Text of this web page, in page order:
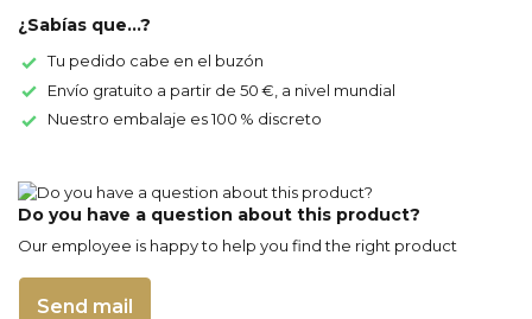
¿Sabías que...?
Tu pedido cabe en el buzón
Envío gratuito a partir de 50 €, a nivel mundial
Nuestro embalaje es 100 % discreto
Do you have a question about this product?
Our employee is happy to help you find the right product
Send mail